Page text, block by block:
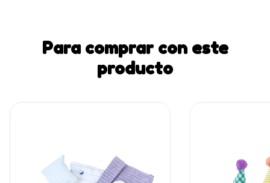
Para comprar con este
producto